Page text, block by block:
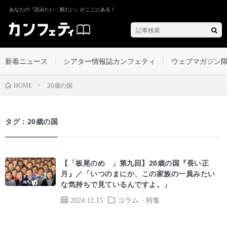
あなたの『読みたい・観たい』がここにある！
新着ニュース シアター情報誌カンフェティ ウェブマガジン
HOME 20歳の国
タグ：20歳の国
2024.12.15 コラム・特集
【「板尾のめ゙」第九回】20歳の国『長い正
月』／「いつのまにか、この家族の一員みたい
な気持ちで見ているんですよ。」